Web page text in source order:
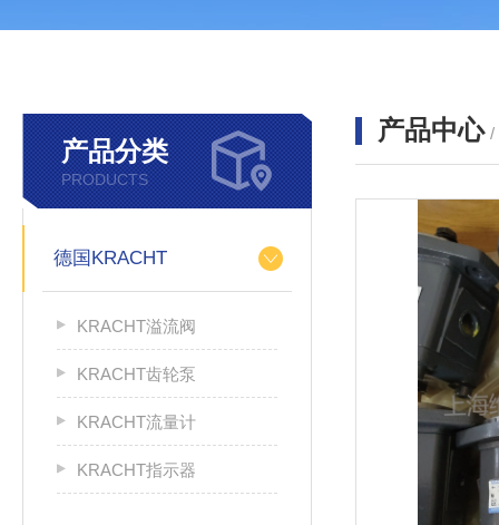
产品分类
PRODUCTS
德国KRACHT
KRACHT溢流阀
KRACHT齿轮泵
KRACHT流量计
KRACHT指示器
产品中心 /